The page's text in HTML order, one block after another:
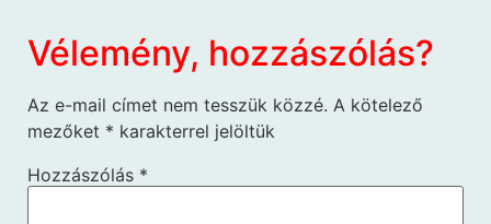
Vélemény, hozzászólás?
Az e-mail címet nem tesszük közzé. A kötelező
mezőket * karakterrel jelöltük
Hozzászólás *